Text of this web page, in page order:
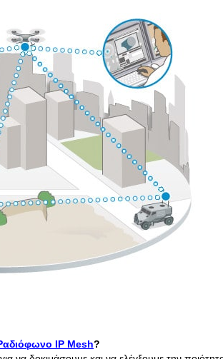
IP Mesh?